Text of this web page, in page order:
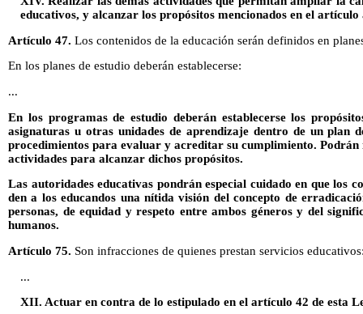
educativos, y alcanzar los propósitos mencionados en el
Artículo 47. Los contenidos de la educación serán definidos en
En los planes de estudio deberán establecerse:
...
En los programas de estudio deberán establecerse los
asignaturas u otras unidades de aprendizaje dentro de un plan
procedimientos para evaluar y acreditar su cumplimiento. Podrán
actividades para alcanzar dichos propósitos.
Las autoridades educativas pondrán especial cuidado en que los
den a los educandos una nítida visión del concepto de
personas, de equidad y respeto entre ambos géneros y del
humanos.
Artículo 75. Son infracciones de quienes prestan servicios
...
XII. Actuar en contra de lo estipulado en el artículo 42 de esta